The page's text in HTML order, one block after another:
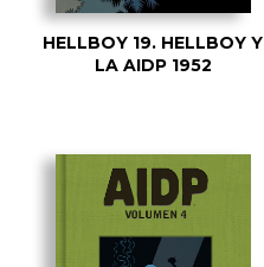
HELLBOY 19. HELLBOY Y
LA AIDP 1952